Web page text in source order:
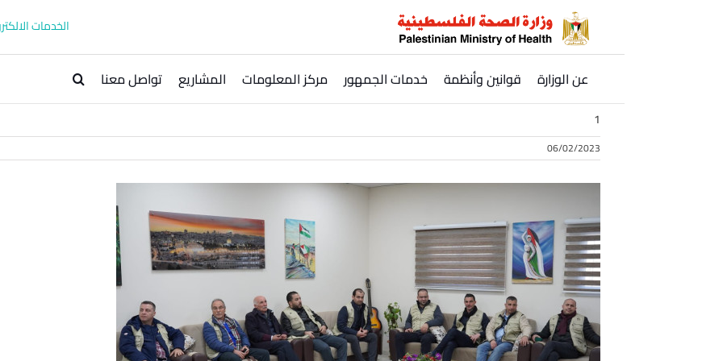
الخدمات
عن الوزارة قوانين وأنظمة خدمات الجمهور مركز المعلومات المشاريع تواصل معنا
1
06/02/2023